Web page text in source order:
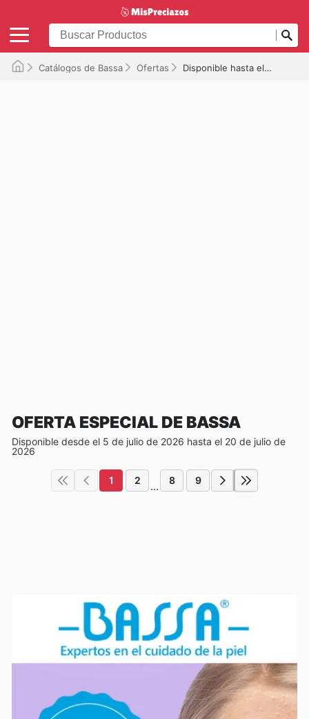
Catálogos de Bassa Ofertas Disponible hasta el 20/07/2026
OFERTA ESPECIAL DE BASSA
Disponible desde el 5 de julio de 2026 hasta el 20 de julio de
2026
1 2 ... 8 9